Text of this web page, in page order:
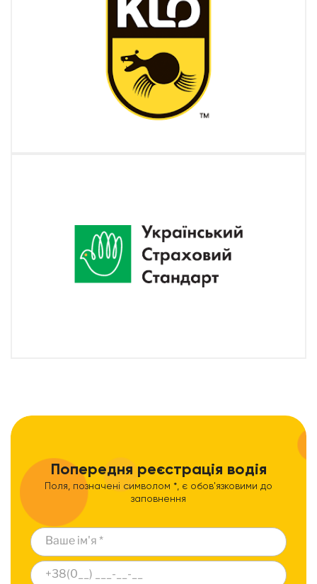
Попередня реєстрація водія
Поля, позначені символом *, є обов'язковими до
заповнення